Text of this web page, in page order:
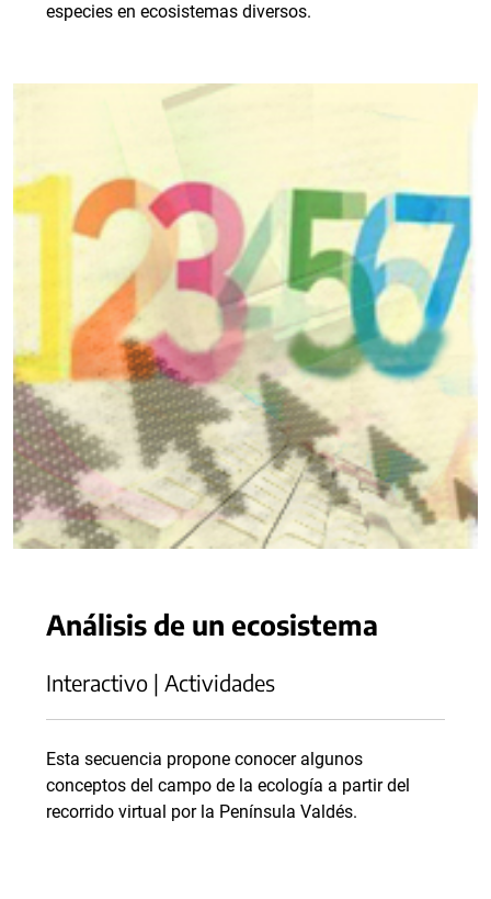
especies en ecosistemas diversos.
Análisis de un ecosistema
Interactivo | Actividades
Esta secuencia propone conocer algunos
conceptos del campo de la ecología a partir del
recorrido virtual por la Península Valdés.